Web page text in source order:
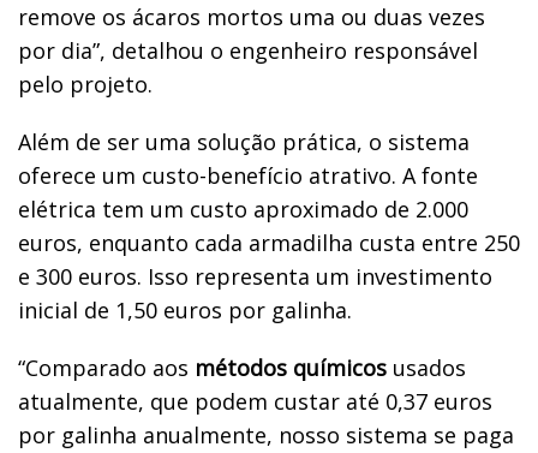
remove os ácaros mortos uma ou duas vezes
por dia”, detalhou o engenheiro responsável
pelo projeto.
Além de ser uma solução prática, o sistema
oferece um custo-benefício atrativo. A fonte
elétrica tem um custo aproximado de 2.000
euros, enquanto cada armadilha custa entre 250
e 300 euros. Isso representa um investimento
inicial de 1,50 euros por galinha.
“Comparado aos métodos químicos usados
atualmente, que podem custar até 0,37 euros
por galinha anualmente, nosso sistema se paga